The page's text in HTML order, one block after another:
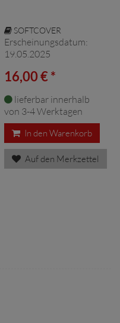
SOFTCOVER
Erscheinungsdatum:
19.05.2025
16,00 € *
lieferbar innerhalb
von 3-4 Werktagen
In den Warenkorb
Auf den Merkzettel